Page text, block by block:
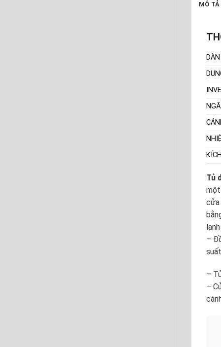
MÔ TẢ
Tủ
một
cửa
–
–
–